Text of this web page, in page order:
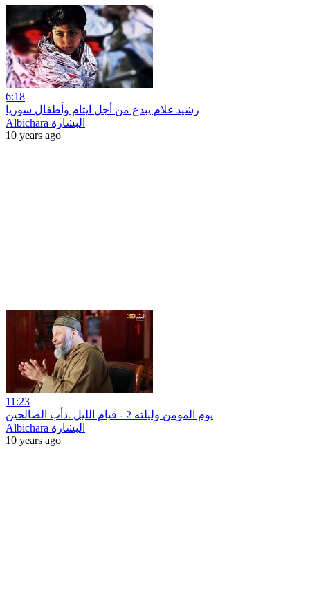
6:18
رشيد غلام يبدع من أجل ايتام وأطفال سوريا
Albichara البشارة
10 years ago
11:23
يوم المومن وليلته 2 - قيام الليل .دأب الصالحين
Albichara البشارة
10 years ago